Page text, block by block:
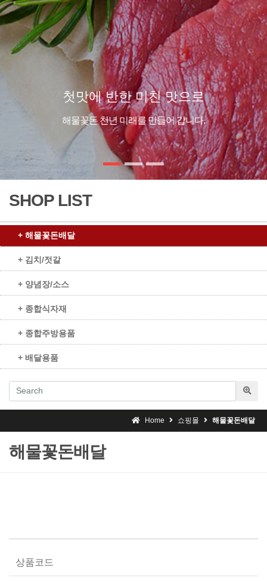
첫맛에 반한 미친 맛으로
해물꽃돈 천년 미래를 만들어 갑니다.
SHOP LIST
+ 해물꽃돈배달
+ 김치/젓갈
+ 양념장/소스
+ 종합식자재
+ 종합주방용품
+ 배달용품
Home 쇼핑몰 해물꽃돈배달
해물꽃돈배달
상품코드